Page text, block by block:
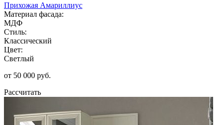
Прихожая Амариллиус
Материал фасада:
МДФ
Стиль:
Классический
Цвет:
Светлый
от 50 000 руб.
Рассчитать